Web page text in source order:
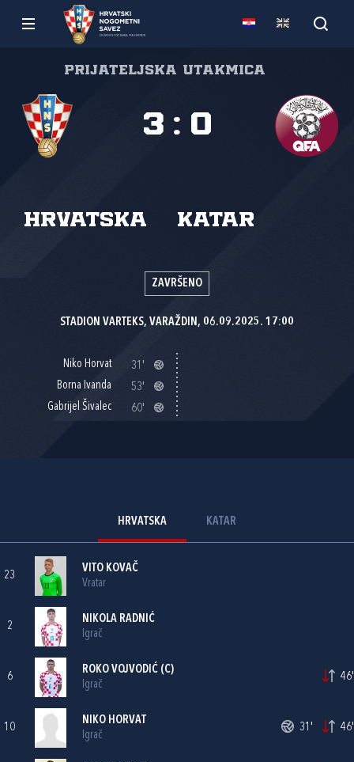
Prijateljska utakmica
Hrvatska Katar
3 : 0
ZAVRŠENO
STADION VARTEKS, VARAŽDIN, 06.09.2025. 17:00
Niko Horvat
31'
Borna Ivanda
53'
Gabrijel Šivalec
60'
HRVATSKA KATAR
23
VITO KOVAČ
Vratar
2
NIKOLA RADNIĆ
Igrač
6
ROKO VOJVODIĆ (C)
Igrač
46'
10
NIKO HORVAT
Igrač
31' 46'